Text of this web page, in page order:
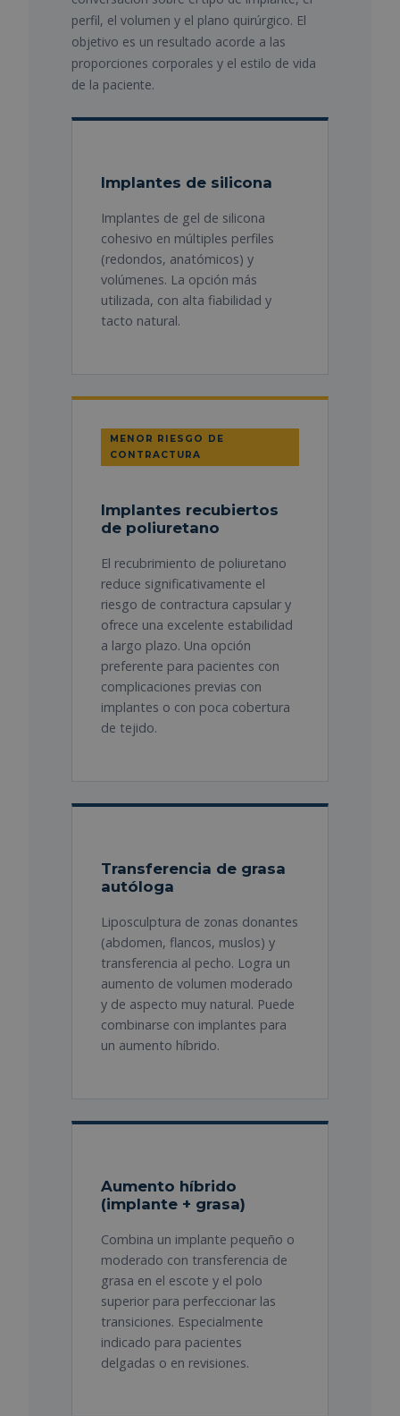
perfil, el volumen y el plano quirúrgico. El
objetivo es un resultado acorde a las
proporciones corporales y el estilo de vida
de la paciente.
Implantes de silicona
Implantes de gel de silicona
cohesivo en múltiples perfiles
(redondos, anatómicos) y
volúmenes. La opción más
utilizada, con alta fiabilidad y
tacto natural.
MENOR RIESGO DE
CONTRACTURA
Implantes recubiertos
de poliuretano
El recubrimiento de poliuretano
reduce significativamente el
riesgo de contractura capsular y
ofrece una excelente estabilidad
a largo plazo. Una opción
preferente para pacientes con
complicaciones previas con
implantes o con poca cobertura
de tejido.
Transferencia de grasa
autóloga
Liposculptura de zonas donantes
(abdomen, flancos, muslos) y
transferencia al pecho. Logra un
aumento de volumen moderado
y de aspecto muy natural. Puede
combinarse con implantes para
un aumento híbrido.
Aumento híbrido
(implante + grasa)
Combina un implante pequeño o
moderado con transferencia de
grasa en el escote y el polo
superior para perfeccionar las
transiciones. Especialmente
indicado para pacientes
delgadas o en revisiones.